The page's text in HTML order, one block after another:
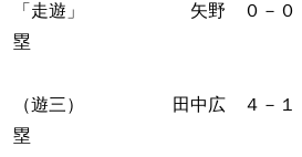
「走遊」 矢野 ０－０
塁
（遊三） 田中広 ４－１
塁